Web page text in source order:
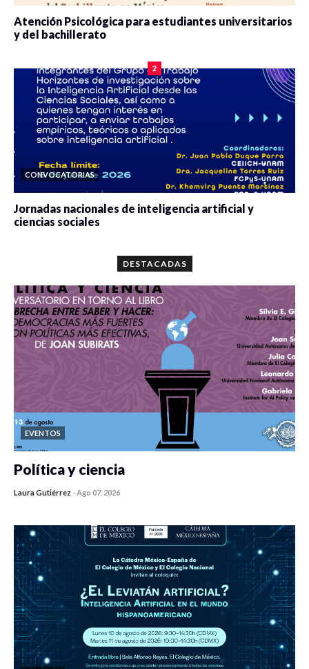
Atención Psicológica para estudiantes universitarios
y del bachillerato
2
CONVOCATORIAS
Jornadas nacionales de inteligencia artificial y
ciencias sociales
DESTACADAS
EVENTOS
Política y ciencia
Laura Gutiérrez -Ago 07, 2026